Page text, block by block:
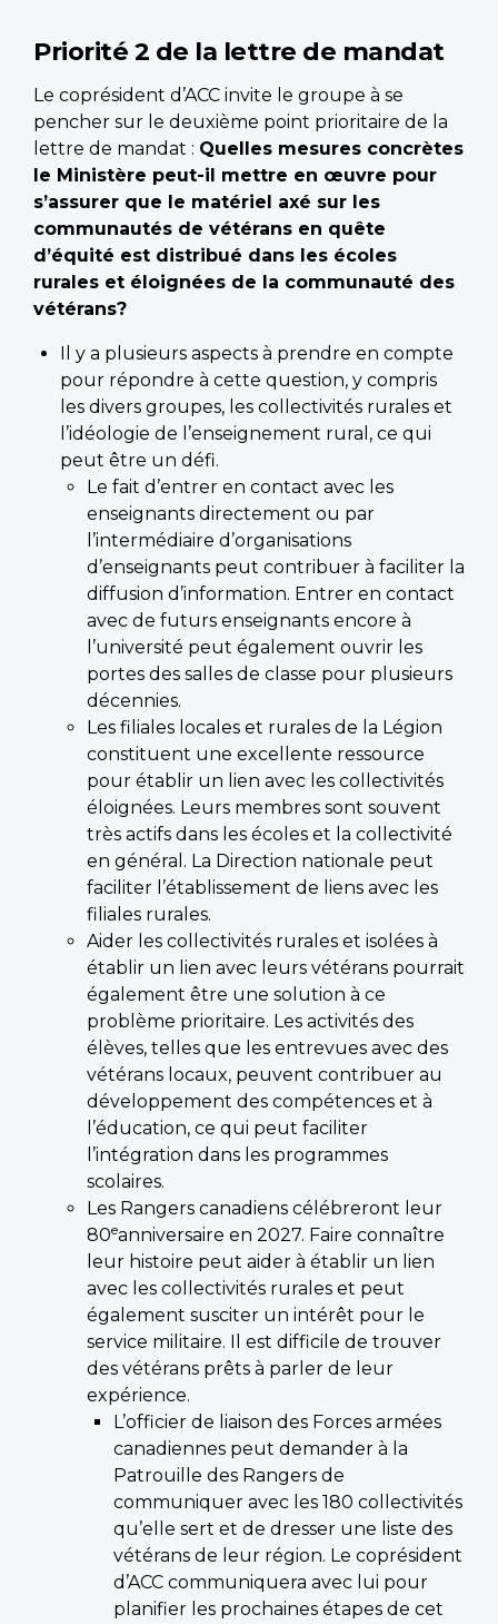
Priorité 2 de la lettre de mandat
Le coprésident d’ACC invite le groupe à se
pencher sur le deuxième point prioritaire de la
lettre de mandat : Quelles mesures concrètes
le Ministère peut-il mettre en œuvre pour
s’assurer que le matériel axé sur les
communautés de vétérans en quête
d’équité est distribué dans les écoles
rurales et éloignées de la communauté des
vétérans?
Il y a plusieurs aspects à prendre en compte
pour répondre à cette question, y compris
les divers groupes, les collectivités rurales et
l’idéologie de l’enseignement rural, ce qui
peut être un défi.
Le fait d’entrer en contact avec les
enseignants directement ou par
l’intermédiaire d’organisations
d’enseignants peut contribuer à faciliter la
diffusion d’information. Entrer en contact
avec de futurs enseignants encore à
l’université peut également ouvrir les
portes des salles de classe pour plusieurs
décennies.
Les filiales locales et rurales de la Légion
constituent une excellente ressource
pour établir un lien avec les collectivités
éloignées. Leurs membres sont souvent
très actifs dans les écoles et la collectivité
en général. La Direction nationale peut
faciliter l’établissement de liens avec les
filiales rurales.
Aider les collectivités rurales et isolées à
établir un lien avec leurs vétérans pourrait
également être une solution à ce
problème prioritaire. Les activités des
élèves, telles que les entrevues avec des
vétérans locaux, peuvent contribuer au
développement des compétences et à
l’éducation, ce qui peut faciliter
l’intégration dans les programmes
scolaires.
Les Rangers canadiens célébreront leur
80eanniversaire en 2027. Faire connaître
leur histoire peut aider à établir un lien
avec les collectivités rurales et peut
également susciter un intérêt pour le
service militaire. Il est difficile de trouver
des vétérans prêts à parler de leur
expérience.
L’officier de liaison des Forces armées
canadiennes peut demander à la
Patrouille des Rangers de
communiquer avec les 180 collectivités
qu’elle sert et de dresser une liste des
vétérans de leur région. Le coprésident
d’ACC communiquera avec lui pour
planifier les prochaines étapes de cet